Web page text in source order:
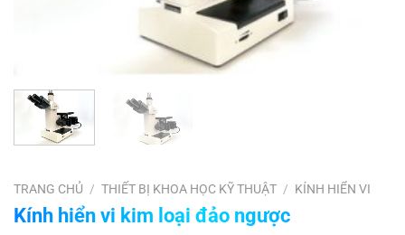
TRANG CHỦ / THIẾT BỊ KHOA HỌC KỸ THUẬT / KÍNH HIỂN VI
Kính hiển vi kim loại đảo ngược